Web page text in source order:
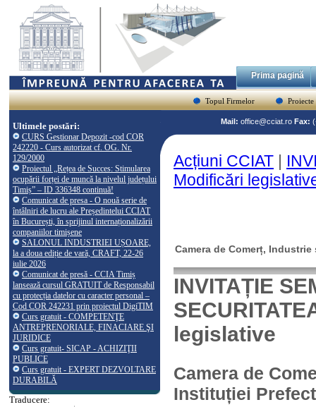
Prima pagină
Topul Firmelor Proiecte
Ultimele postări:
CURS Gestionar Depozit -cod COR
242220 - Curs autorizat cf. OG. Nr.
129/2000
Proiectul „Rețea de Succes: Stimularea
ocupării forței de muncă la nivelul județului
Timiș” – ID 336348 continuă!
Comunicat de presa - O nouă serie de
întâlniri de lucru ale Președintelui CCIAT
în București, în sprijinul internaționalizării
companiilor timișene
SALONUL INDUSTRIEI UȘOARE,
la a doua ediție de vară, CRAFT, 22-26
iulie 2026
Comunicat de presă - CCIA Timiș
lansează cursul GRATUIT de Responsabil
cu protecția datelor cu caracter personal –
Cod COR 242231 prin proiectul DigiTIM
Curs gratuit - COMPETENŢE
ANTREPRENORIALE, FINACIARE ŞI
JURIDICE
Curs gratuit- SICAP - ACHIZIŢII
PUBLICE
Curs gratuit - EXPERT DEZVOLTARE
DURABILĂ
Traducere:
Mail: office@cciat.ro Fax:
Acțiuni CCIAT |
Modificări
Camera de Comerț,
INVITAȚIE
legislative
Camera de
Instituției